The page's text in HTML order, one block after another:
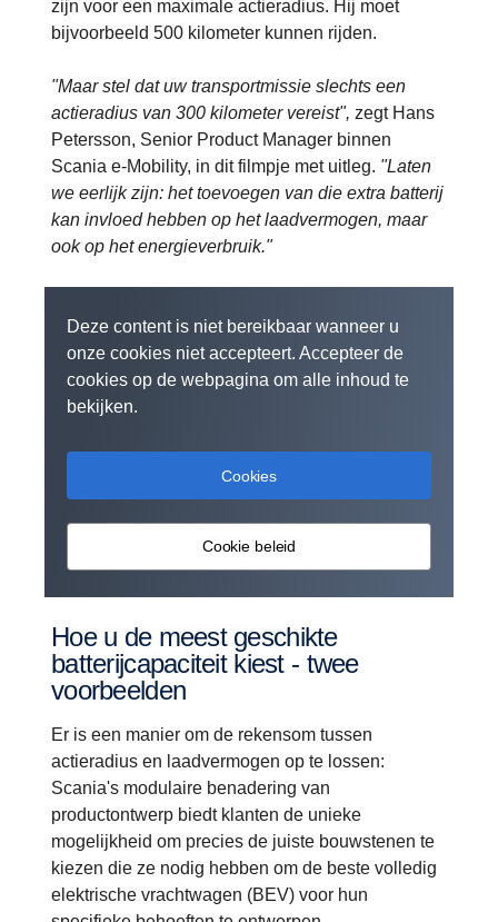
zijn voor een maximale actieradius. Hij moet
bijvoorbeeld 500 kilometer kunnen rijden.
"Maar stel dat uw transportmissie slechts een
actieradius van 300 kilometer vereist", zegt Hans
Petersson, Senior Product Manager binnen
Scania e-Mobility, in dit filmpje met uitleg. "Laten
we eerlijk zijn: het toevoegen van die extra batterij
kan invloed hebben op het laadvermogen, maar
ook op het energieverbruik."
Deze content is niet bereikbaar wanneer u
onze cookies niet accepteert. Accepteer de
cookies op de webpagina om alle inhoud te
bekijken.
Cookies
Cookie beleid
Hoe u de meest geschikte
batterijcapaciteit kiest - twee
voorbeelden
Er is een manier om de rekensom tussen
actieradius en laadvermogen op te lossen:
Scania's modulaire benadering van
productontwerp biedt klanten de unieke
mogelijkheid om precies de juiste bouwstenen te
kiezen die ze nodig hebben om de beste volledig
elektrische vrachtwagen (BEV) voor hun